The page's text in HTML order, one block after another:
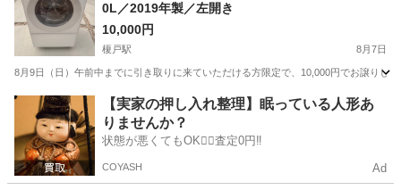
0L／2019年製／左開き
10,000円
榎戸駅 8月7日
8月9日（日）午前中までに引き取りに来ていただける方限定で、10,000円でお譲りし
愛知 常滑市 榎戸駅 生活家電
【実家の押し入れ整理】眠っている人形あ
りませんか？
状態が悪くてもOK🙆‍♀️査定0円‼️
COYASH Ad